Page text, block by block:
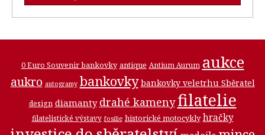
0 Euro Souvenir bankovky antique Antium Aurum aukce
aukro autogramy bankovky bankovky veletrhu Sběratel
design diamanty drahé kamenyfilatelie
filatelistické výstavy fosilie historické motocykly hračky